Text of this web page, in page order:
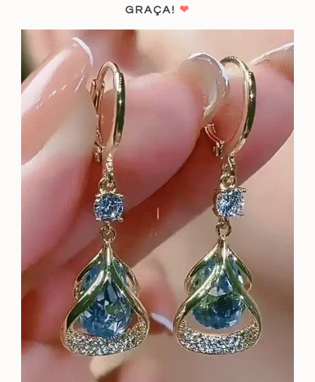
GRAÇA! ❤